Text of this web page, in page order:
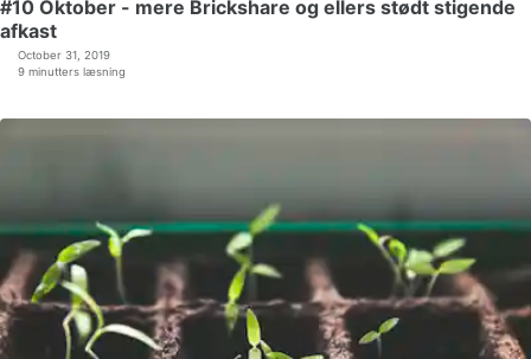
#10 Oktober - mere Brickshare og ellers stødt stigende
afkast
October 31, 2019
9 minutters læsning